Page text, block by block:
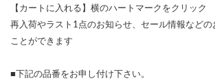
【カートに入れる】横のハートマークをクリック
再入荷やラスト1点のお知らせ、セール情報など
ことができます
■下記の品番をお申し付け下さい。